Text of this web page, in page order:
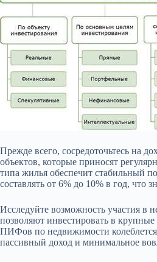
Прежде всего, сосредоточьтесь на
объектов, которые приносят
типа жилья обеспечит стабильный
составлять от 6% до 10% в год, что
Исследуйте возможность участия
позволяют инвестировать в
ПИФов по недвижимости колеблется
пассивный доход и минимальное